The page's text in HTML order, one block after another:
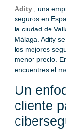
Adity , una
seguros en
la ciudad de
Málaga. Adity
los mejores
menor precio.
encuentres el
Un
cliente